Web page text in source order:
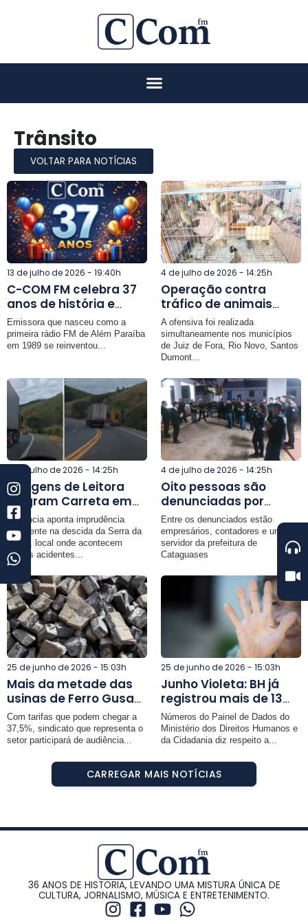
Trânsito
VOLTAR PARA NOTÍCIAS
13 de julho de 2026 - 19:40h
C-COM FM celebra 37
anos de história e
reafirma seu
compromisso de estar
cada vez mais
região
Emissora que nasceu como a
primeira rádio FM de Além Paraíba
em 1989 se reinventou...
4 de julho de 2026 - 14:25h
Operação contra
tráfico de animais
prende sete pessoas e
resgata cerca de 150
aves na Zona da Mata
de Minas
A ofensiva foi realizada
simultaneamente nos municípios
de Juiz de Fora, Rio Novo, Santos
Dumont...
4 de julho de 2026 - 14:25h
Imagens de Leitora
Flagram Carreta em
Alta Velocidade e
Ultrapassagens
Perigosas na Serra da
Vileta em Leopoldina
Denúncia aponta imprudência
recorrente na descida da Serra da
Vileta, local onde acontecem
muitos acidentes...
4 de julho de 2026 - 14:25h
Oito pessoas são
denunciadas por
envolvimento em
esquema de fraude à
licitação do
transporte coletivo
urbano de
Cataguases
Entre os denunciados estão
empresários, contadores e um
servidor da prefeitura de
Cataguases
25 de junho de 2026 - 15:03h
Mais da metade das
usinas de Ferro Gusa
podem paralisar
atividades caso novas
tarifas dos EUA entrem
SINDIFER-MG
Com tarifas que podem chegar a
37,5%, sindicato que representa o
setor participará de audiência...
25 de junho de 2026 - 15:03h
Junho Violeta: BH já
registrou mais de 13
mil casos de violações
contra pessoas idosas
em 2026
Números do Painel de Dados do
Ministério dos Direitos Humanos e
da Cidadania diz respeito a...
CARREGAR MAIS NOTÍCIAS
36 ANOS DE HISTORIA, LEVANDO UMA MISTURA ÚNICA DE
CULTURA, JORNALISMO, MÚSICA E ENTRETENIMENTO.